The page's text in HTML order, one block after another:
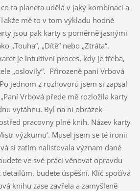
ta planeta udělá v jaký kombinaci a
mě to v tom výkladu hodně
jsou pak karty s poměrně jasnými
„Touha“, „Dítě“ nebo „Ztráta“.
je intuitivní proces, kdy je třeba,
„oslovily“. Přirozeně paní Vrbová
jednom z rozhovorů jsem si zapsal
Vrbová přede mě rozložila karty
vytáhnu. Byl na ní obrázek
pracovny plné knih. Název karty
výzkumu‘. Musel jsem se té ironii
si zatím nalistovala význam dané
ve své práci věnovat opravdu
budete úspěšní. Klíč spočívá
knihu zase zavřela a zamyšleně